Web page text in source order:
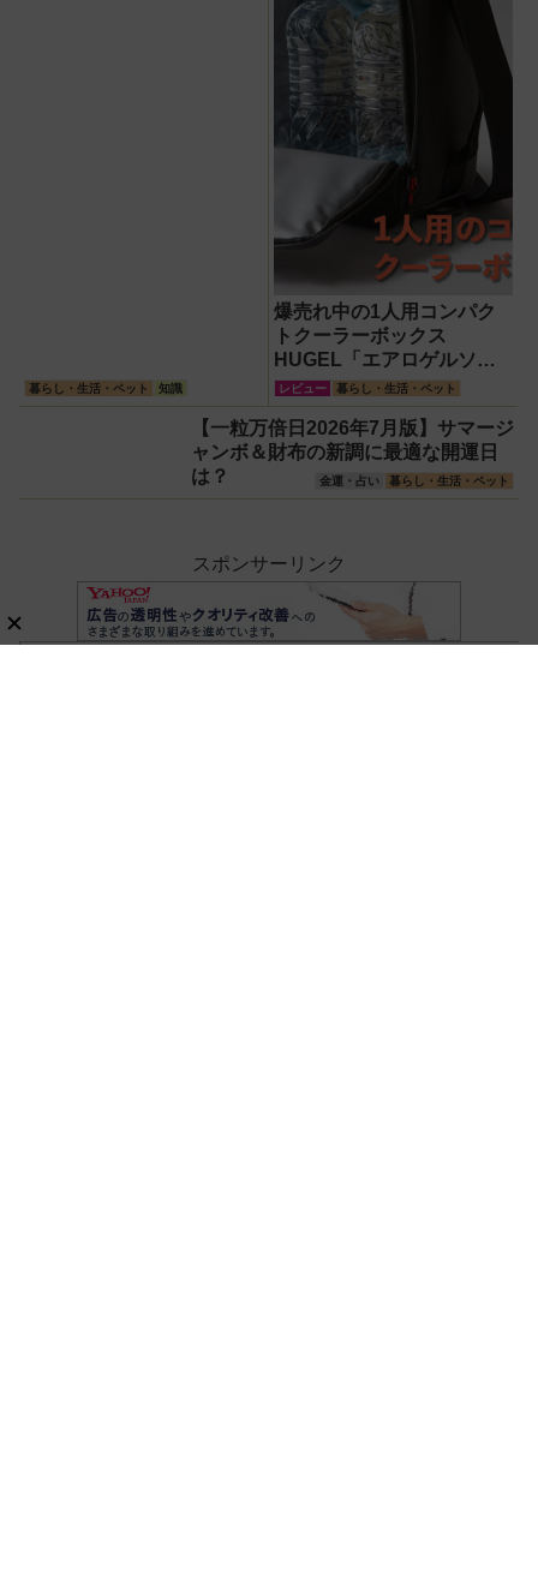
暮らし・生活・ペット 知識
爆売れ中の1人用コンパク
トクーラーボックス
HUGEL「エアロゲルソフ
トクーラー4L」【アイリス
オーヤマ】！宇宙服の技術
で保冷力も異次元だった
レビュー 暮らし・生活・ペット
【一粒万倍日2026年7月版】サマージ
ャンボ＆財布の新調に最適な開運日
は？
金運・占い 暮らし・生活・ペット
スポンサーリンク